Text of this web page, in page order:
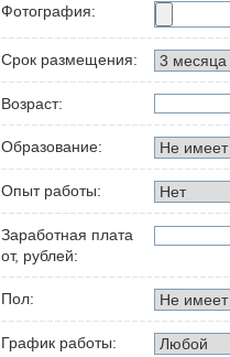
Фотография:
Срок размещения:
Возраст:
Образование:
Опыт работы:
Заработная плата
от, рублей:
Пол:
График работы: